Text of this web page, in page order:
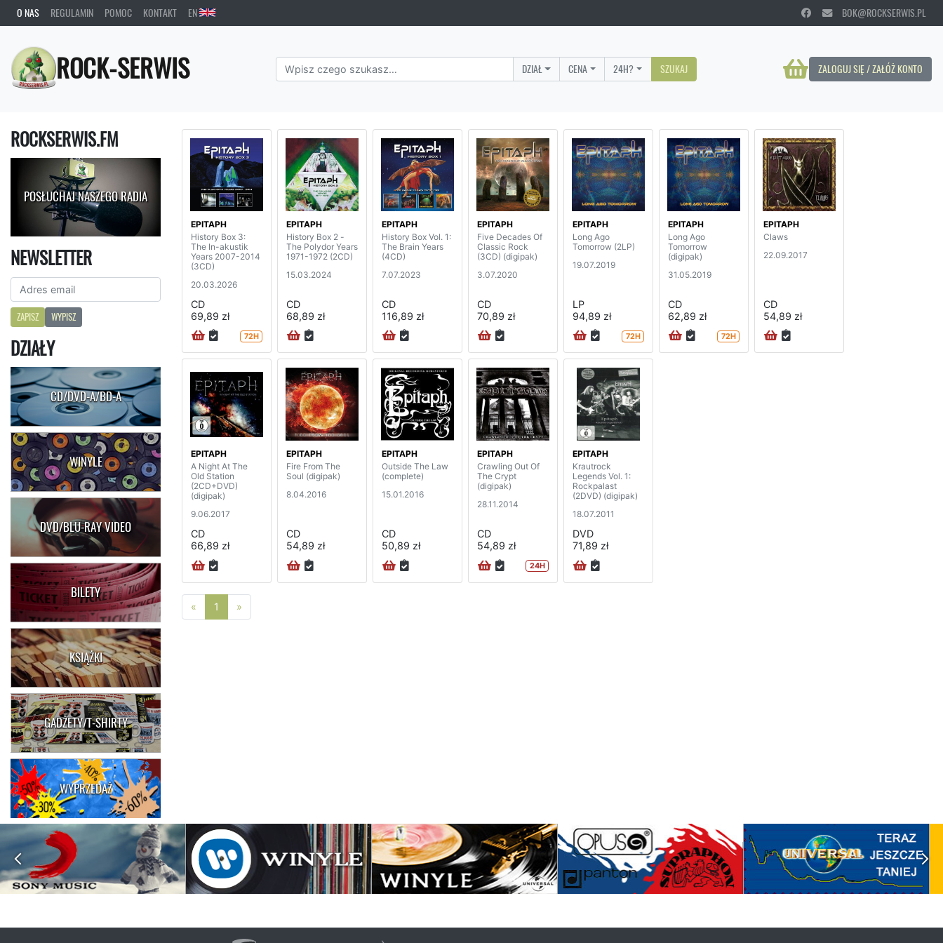
O NAS REGULAMIN POMOC KONTAKT EN BOK@ROCKSERWIS.PL
ROCK-SERWIS ZALOGUJ SIĘ / ZAŁÓŻ KONTO
DZIAŁ CENA 24H? SZUKAJ
ROCKSERWIS.FM
POSŁUCHAJ NASZEGO RADIA
NEWSLETTER
ZAPISZ WYPISZ
DZIAŁY
CD/DVD-A/BD-A
WINYLE
DVD/BLU-RAY VIDEO
BILETY
KSIĄŻKI
GADŻETY/T-SHIRTY
WYPRZEDAŻ
EPITAPH
History Box 3:
The In-akustik
Years 2007-2014
(3CD)
20.03.2026
CD
69,89 zł
72H
EPITAPH
History Box 2 -
The Polydor Years
1971-1972 (2CD)
15.03.2024
CD
68,89 zł
EPITAPH
History Box Vol. 1:
The Brain Years
(4CD)
7.07.2023
CD
116,89 zł
EPITAPH
Five Decades Of
Classic Rock
(3CD) (digipak)
3.07.2020
CD
70,89 zł
EPITAPH
Long Ago
Tomorrow (2LP)
19.07.2019
LP
94,89 zł
72H
EPITAPH
Long Ago
Tomorrow
(digipak)
31.05.2019
CD
62,89 zł
72H
EPITAPH
Claws
22.09.2017
CD
54,89 zł
EPITAPH
A Night At The
Old Station
(2CD+DVD)
(digipak)
9.06.2017
CD
66,89 zł
EPITAPH
Fire From The
Soul (digipak)
8.04.2016
CD
54,89 zł
EPITAPH
Outside The Law
(complete)
15.01.2016
CD
50,89 zł
EPITAPH
Crawling Out Of
The Crypt
(digipak)
28.11.2014
CD
54,89 zł
24H
EPITAPH
Krautrock
Legends Vol. 1:
Rockpalast
(2DVD) (digipak)
18.07.2011
DVD
71,89 zł
« Poprzednia strona
1 »